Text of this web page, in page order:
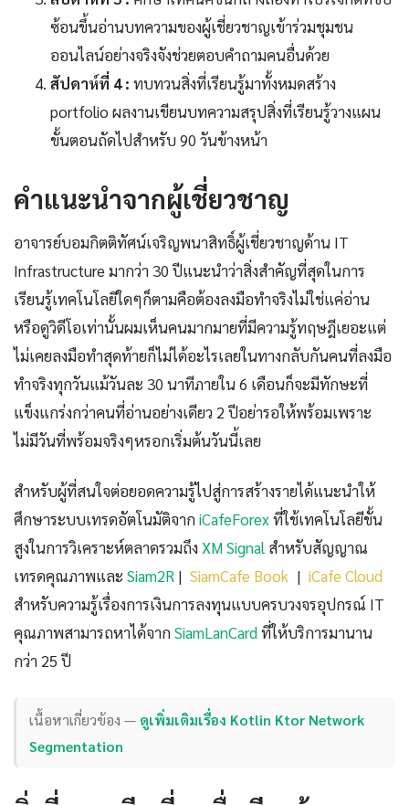
ซ้อนขึ้นอ่านบทความของผู้เชี่ยวชาญเข้าร่วมชุมชน
ออนไลน์อย่างจริงจังช่วยตอบคำถามคนอื่นด้วย
สัปดาห์ที่ 4 : ทบทวนสิ่งที่เรียนรู้มาทั้งหมดสร้าง
portfolio ผลงานเขียนบทความสรุปสิ่งที่เรียนรู้วางแผน
ขั้นตอนถัดไปสำหรับ 90 วันข้างหน้า
คำแนะนำจากผู้เชี่ยวชาญ
อาจารย์บอมกิตติทัศน์เจริญพนาสิทธิ์ผู้เชี่ยวชาญด้าน IT
Infrastructure มากว่า 30 ปีแนะนำว่าสิ่งสำคัญที่สุดในการ
เรียนรู้เทคโนโลยีใดๆก็ตามคือต้องลงมือทำจริงไม่ใช่แค่อ่าน
หรือดูวิดีโอเท่านั้นผมเห็นคนมากมายที่มีความรู้ทฤษฎีเยอะแต่
ไม่เคยลงมือทำสุดท้ายก็ไม่ได้อะไรเลยในทางกลับกันคนที่ลงมือ
ทำจริงทุกวันแม้วันละ 30 นาทีภายใน 6 เดือนก็จะมีทักษะที่
แข็งแกร่งกว่าคนที่อ่านอย่างเดียว 2 ปีอย่ารอให้พร้อมเพราะ
ไม่มีวันที่พร้อมจริงๆหรอกเริ่มต้นวันนี้เลย
สำหรับผู้ที่สนใจต่อยอดความรู้ไปสู่การสร้างรายได้แนะนำให้
ศึกษาระบบเทรดอัตโนมัติจากiCafeForex ที่ใช้เทคโนโลยีขั้น
สูงในการวิเคราะห์ตลาดรวมถึง XM Signal สำหรับสัญญาณ
เทรดคุณภาพและ Siam2R | SiamCafe Book | iCafe Cloud
สำหรับความรู้เรื่องการเงินการลงทุนแบบครบวงจรอุปกรณ์ IT
คุณภาพสามารถหาได้จากSiamLanCardที่ให้บริการมานาน
กว่า 25 ปี
เนื้อหาเกี่ยวข้อง — ดูเพิ่มเติมเรื่อง Kotlin Ktor Network
Segmentation